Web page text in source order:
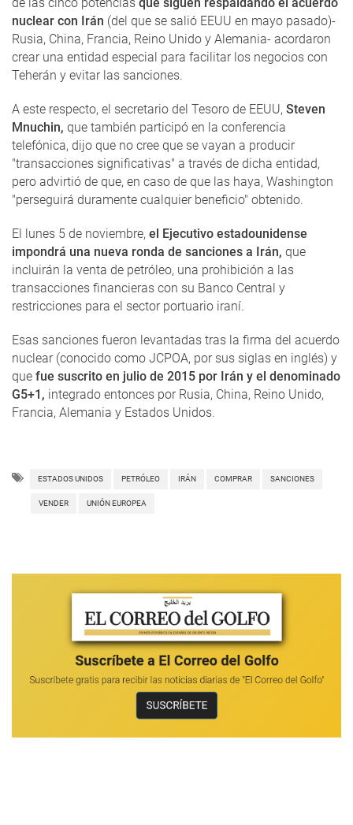
nuclear con Irán (del que se salió EEUU en mayo pasado)-
Rusia, China, Francia, Reino Unido y Alemania- acordaron
crear una entidad especial para facilitar los negocios con
Teherán y evitar las sanciones.
A este respecto, el secretario del Tesoro de EEUU, Steven
Mnuchin, que también participó en la conferencia
telefónica, dijo que no cree que se vayan a producir
"transacciones significativas" a través de dicha entidad,
pero advirtió de que, en caso de que las haya, Washington
"perseguirá duramente cualquier beneficio" obtenido.
El lunes 5 de noviembre, el Ejecutivo estadounidense
impondrá una nueva ronda de sanciones a Irán, que
incluirán la venta de petróleo, una prohibición a las
transacciones financieras con su Banco Central y
restricciones para el sector portuario iraní.
Esas sanciones fueron levantadas tras la firma del acuerdo
nuclear (conocido como JCPOA, por sus siglas en inglés) y
que fue suscrito en julio de 2015 por Irán y el denominado
G5+1, integrado entonces por Rusia, China, Reino Unido,
Francia, Alemania y Estados Unidos.
ESTADOS UNIDOS PETRÓLEO IRÁN COMPRAR SANCIONES
VENDER UNIÓN EUROPEA